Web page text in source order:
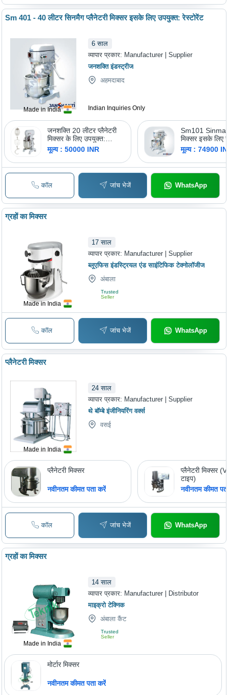
Made in India
Sm 401 - 40 लीटर सिनमैग प्लैनेटरी मिक्सर इसके लिए उपयुक्त: रेस्टोरेंट
6 साल
व्यापार प्रकार: Manufacturer | Supplier
जनशक्ति इंडस्ट्रीज
अहमदाबाद
Indian Inquiries Only
जनशक्ति 20 लीटर प्लैनेटरी
मिक्सर के लिए उपयुक्त:
रेस्टोरेंट
मूल्य : 50000 INR
Sm101
मिक्सर इसके लिए
रेस्टोरेंट
मूल्य : 74900
कॉल जांच भेजें WhatsApp
Made in India
ग्रहों का मिक्सर
17 साल
व्यापार प्रकार: Manufacturer | Supplier
ब्लूएफिस इंडस्ट्रियल एंड साइंटिफिक टेक्नोलॉजीज
अंबाला
Trusted
Seller
कॉल जांच भेजें WhatsApp
Made in India
प्लैनेटरी मिक्सर
24 साल
व्यापार प्रकार: Manufacturer | Supplier
थे बॉम्बे इंजीनियरिंग वर्क्स
वसई
प्लैनेटरी मिक्सर
नवीनतम कीमत पता करें
प्लैनेटरी मिक्सर
टाइप)
नवीनतम कीमत
कॉल जांच भेजें WhatsApp
Made in India
ग्रहों का मिक्सर
14 साल
व्यापार प्रकार: Manufacturer | Distributor
माइक्रो टेक्निक
अंबाला कैंट
Trusted
Seller
मोर्टार मिक्सर
नवीनतम कीमत पता करें